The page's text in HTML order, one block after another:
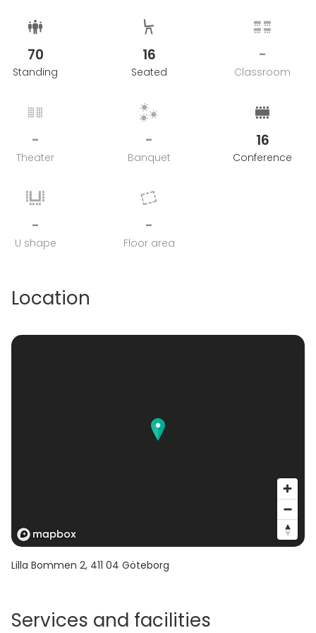
70
Standing
16
Seated
-
Classroom
-
Theater
-
Banquet
16
Conference
-
U shape
-
Floor area
Location
Lilla Bommen 2, 411 04 Göteborg
Services and facilities